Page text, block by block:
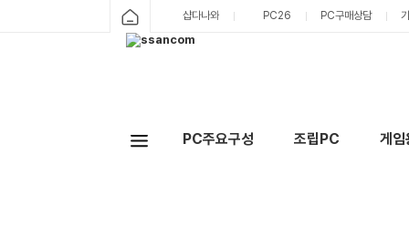
샵다나와 PC26 PC구매상담
PC주요구성 조립PC 게